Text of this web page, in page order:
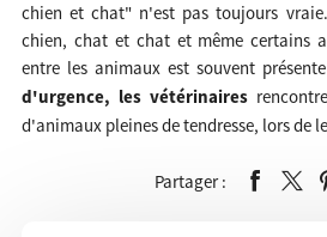
chien et chat" n'est pas toujours
chien, chat et chat et même certains
entre les animaux est souvent
d'urgence, les vétérinaires
d'animaux pleines de tendresse, lors de
Partager :